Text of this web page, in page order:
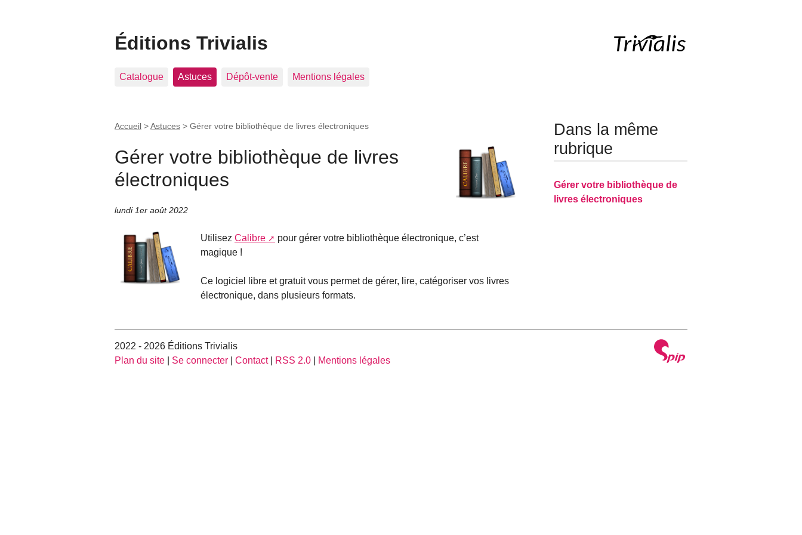
Éditions Trivialis
Catalogue Astuces Dépôt-vente Mentions légales
Accueil >Astuces > Gérer votre bibliothèque de livres électroniques
Gérer votre bibliothèque de livres
électroniques
lundi 1er août 2022
Utilisez Calibre
pour gérer votre bibliothèque électronique, c’est
magique !
Ce logiciel libre et gratuit vous permet de gérer, lire, catégoriser vos livres
électronique, dans plusieurs formats.
Dans la même
rubrique
Gérer votre bibliothèque de
livres électroniques
2022 - 2026 Éditions Trivialis
Plan du site
Se connecter Contact| RSS 2.0 Mentions légales